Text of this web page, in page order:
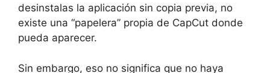
desinstalas la aplicación sin copia previa, no
existe una “papelera” propia de CapCut donde
pueda aparecer.
Sin embargo, eso no significa que no haya